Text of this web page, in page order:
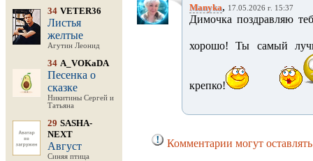
34 VETER36
Листья
желтые
Агутин Леонид
34 A_VOKaDA
Песенка о
сказке
Никитины Сергей и
Татьяна
29 SASHA-
NEXT
Август
Синяя птица
Manyka, 17.05.2026 г. 15:37
Димочка поздравляю
хорошо! Ты самый
крепко!
Комментарии могут